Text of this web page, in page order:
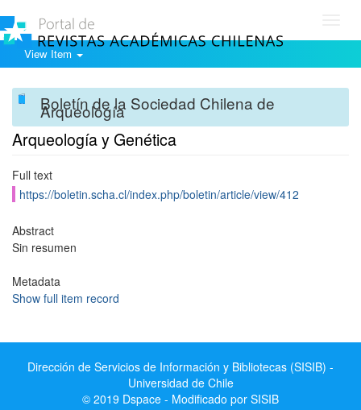
View Item
Boletín de la Sociedad Chilena de
Arqueología
Arqueología y Genética
Full text
https://boletin.scha.cl/index.php/boletin/article/view/412
Abstract
Sin resumen
Metadata
Show full item record
Dirección de Servicios de Información y Bibliotecas (SISIB) -
Universidad de Chile
© 2019 Dspace - Modificado por SISIB